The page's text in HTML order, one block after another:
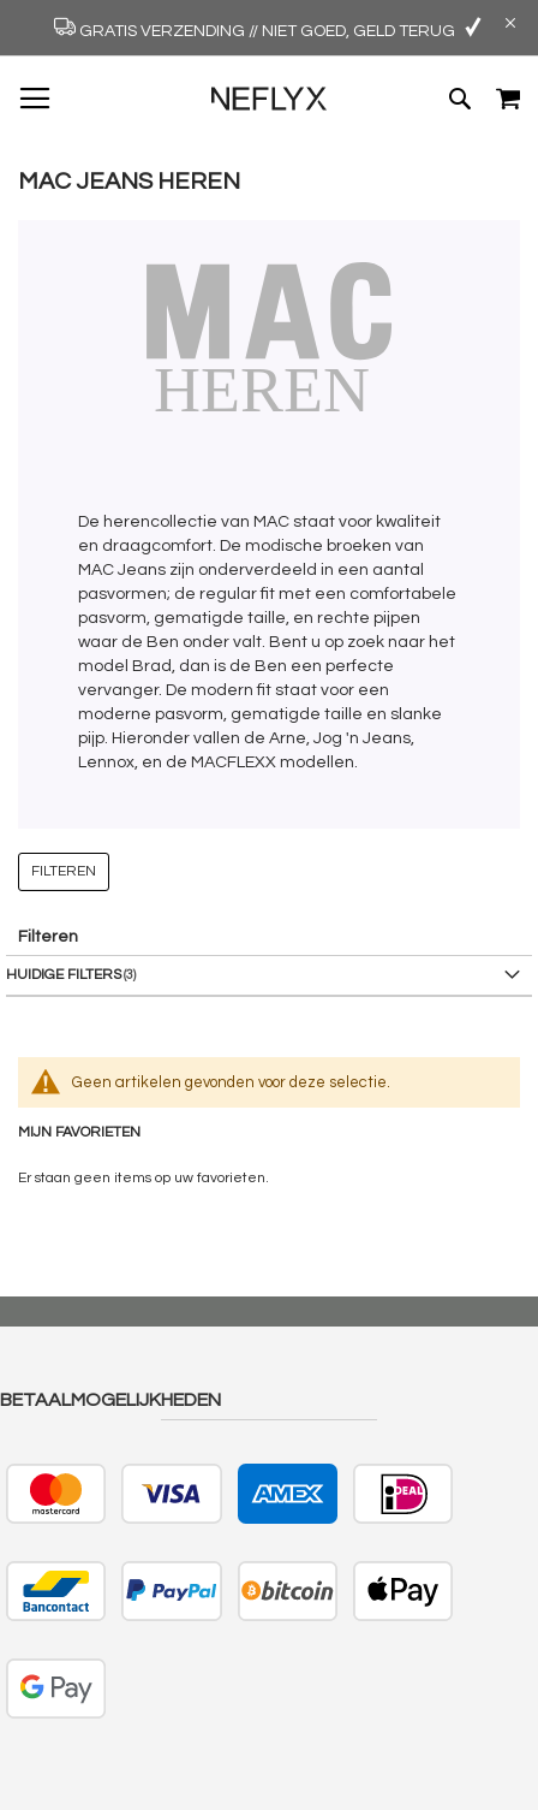
GRATIS VERZENDING // NIET GOED, GELD TERUG
NAAR
DE
ZOEK
MAC JEANS HEREN
De herencollectie van MAC staat voor kwaliteit
en draagcomfort. De modische broeken van
MAC Jeans zijn onderverdeeld in een aantal
pasvormen; de regular fit met een comfortabele
pasvorm, gematigde taille, en rechte pijpen
waar de Ben onder valt. Bent u op zoek naar het
model Brad, dan is de Ben een perfecte
vervanger. De modern fit staat voor een
moderne pasvorm, gematigde taille en slanke
pijp. Hieronder vallen de Arne, Jog 'n Jeans,
Lennox, en de MACFLEXX modellen.
Geen artikelen gevonden voor deze selectie.
Filteren
FILTEREN
HUIDIGE FILTERS
MIJN FAVORIETEN
Er staan geen items op uw favorieten.
BETAALMOGELIJKHEDEN